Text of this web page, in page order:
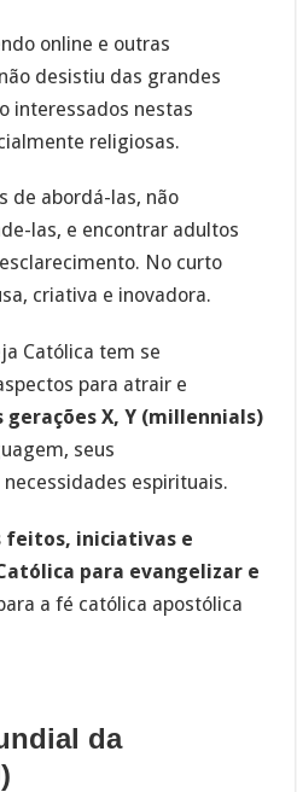
online e outras
desistiu das grandes
interessados nestas
religiosas.
de abordá-las, não
las, e encontrar adultos
No curto
criativa e inovadora.
Católica tem se
para atrair e
X, Y (millennials)
seus
espirituais.
feitos, iniciativas e
para evangelizar e
a fé católica apostólica
da